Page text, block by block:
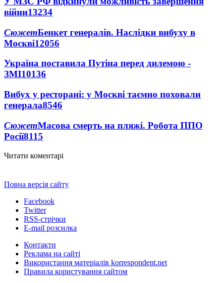
війни13234
СюжетБенкет генералів. Наслідки вибуху в
Москві12056
Україна поставила Путіна перед дилемою -
ЗМІ10136
Вибух у ресторані: у Москві таємно поховали
генерала8546
СюжетМасова смерть на пляжі. Робота ППО
Росії8115
Читати коментарі
Повна версія сайту
Facebook
Twitter
RSS-стрічки
E-mail розсилка
Контакти
Реклама на сайті
Використання матеріалів korrespondent.net
Правила користування сайтом